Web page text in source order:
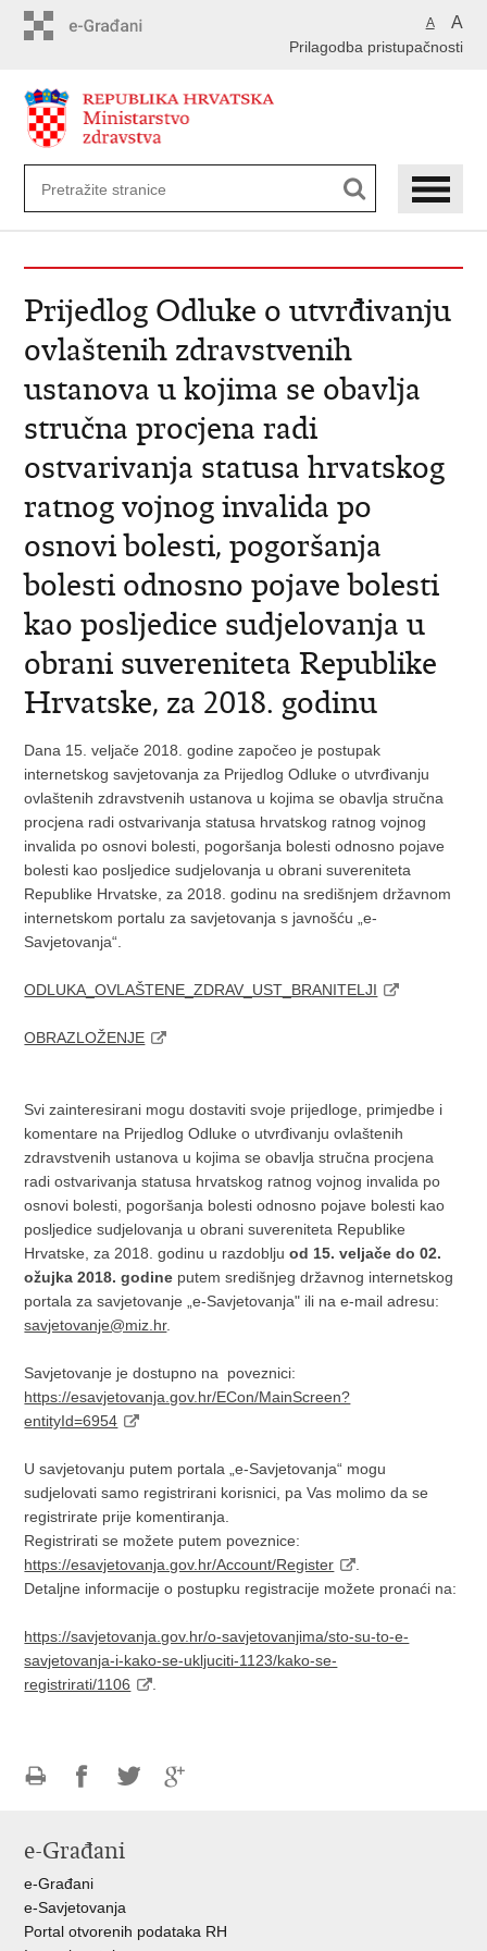
A A
Prilagodba pristupačnosti
Prijedlog Odluke o utvrđivanju
ovlaštenih zdravstvenih
ustanova u kojima se obavlja
stručna procjena radi
ostvarivanja statusa hrvatskog
ratnog vojnog invalida po
osnovi bolesti, pogoršanja
bolesti odnosno pojave bolesti
kao posljedice sudjelovanja u
obrani suvereniteta Republike
Hrvatske, za 2018. godinu
Dana 15. veljače 2018. godine započeo je postupak
internetskog savjetovanja za Prijedlog Odluke o utvrđivanju
ovlaštenih zdravstvenih ustanova u kojima se obavlja stručna
procjena radi ostvarivanja statusa hrvatskog ratnog vojnog
invalida po osnovi bolesti, pogoršanja bolesti odnosno pojave
bolesti kao posljedice sudjelovanja u obrani suvereniteta
Republike Hrvatske, za 2018. godinu na središnjem državnom
internetskom portalu za savjetovanja s javnošću „e-
Savjetovanja“.
ODLUKA_OVLAŠTENE_ZDRAV_UST_BRANITELJI
OBRAZLOŽENJE
Svi zainteresirani mogu dostaviti svoje prijedloge, primjedbe i
komentare na Prijedlog Odluke o utvrđivanju ovlaštenih
zdravstvenih ustanova u kojima se obavlja stručna procjena
radi ostvarivanja statusa hrvatskog ratnog vojnog invalida po
osnovi bolesti, pogoršanja bolesti odnosno pojave bolesti kao
posljedice sudjelovanja u obrani suvereniteta Republike
Hrvatske, za 2018. godinu u razdoblju od 15. veljače do 02.
ožujka 2018. godine putem središnjeg državnog internetskog
portala za savjetovanje „e-Savjetovanja" ili na e-mail adresu:
savjetovanje@miz.hr.
Savjetovanje je dostupno na poveznici:
https://esavjetovanja.gov.hr/ECon/MainScreen?
entityId=6954
U savjetovanju putem portala „e-Savjetovanja“ mogu
sudjelovati samo registrirani korisnici, pa Vas molimo da se
registrirate prije komentiranja.
Registrirati se možete putem poveznice:
https://esavjetovanja.gov.hr/Account/Register
Detaljne informacije o postupku registracije možete pronaći na:
https://savjetovanja.gov.hr/o-savjetovanjima/sto-su-to-e-
savjetovanja-i-kako-se-ukljuciti-1123/kako-se-
registrirati/1106
FacebookuTwitteru
e-Građani
e-Građani
e-Savjetovanja
Portal otvorenih podataka RH